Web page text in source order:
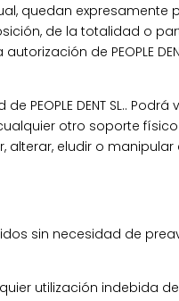
quedan expresamente
de la totalidad o
de PEOPLE
DENT SL..
otro soporte
alterar, eludir o
sin necesidad de
utilización indebida